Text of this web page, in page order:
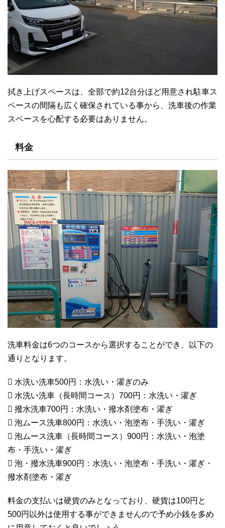
拭き上げスペースは、全部で約12台分ほど用意され駐車ス
ペースの間隔も広く確保されている事から、洗車後の作業
スペースを心配する必要はありません。
料金
洗車料金は6つのコースから選択することができ、以下の
通りとなります。
 水洗い洗車500円：水洗い・濯ぎのみ
 水洗い洗車（長時間コース）700円：水洗い・濯ぎ
 撥水洗車700円：水洗い・撥水剤塗布・濯ぎ
 泡ムース洗車800円：水洗い・泡塗布・手洗い・濯ぎ
 泡ムース洗車（長時間コース）900円：水洗い・泡塗
布・手洗い・濯ぎ
 泡・撥水洗車900円：水洗い・泡塗布・手洗い・濯ぎ・
撥水剤塗布・濯ぎ
料金の支払いは硬貨のみとなっており、硬貨は100円と
500円以外は使用する事ができませんので予め小銭を多め